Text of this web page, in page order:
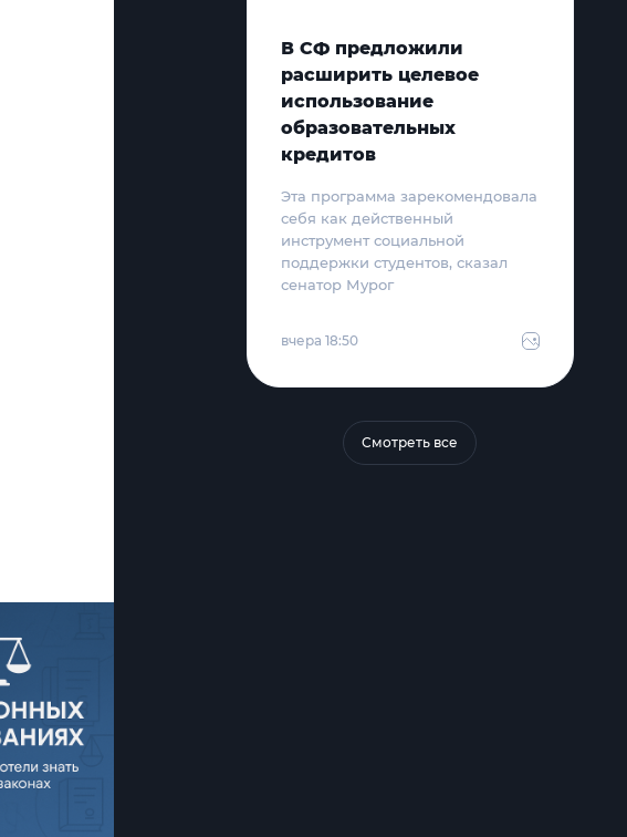
В СФ предложили
расширить целевое
использование
образовательных
кредитов
Эта программа зарекомендовала
себя как действенный
инструмент социальной
поддержки студентов, сказал
сенатор Мурог
вчера 18:50
Смотреть все